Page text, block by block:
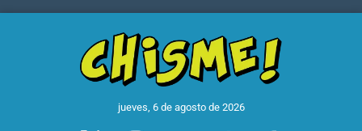
jueves, 6 de agosto de 2026